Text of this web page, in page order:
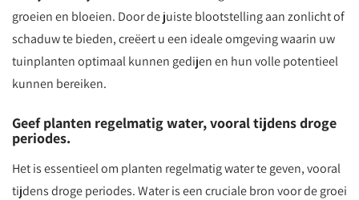
groeien en bloeien. Door de juiste blootstelling aan zonlicht of
schaduw te bieden, creëert u een ideale omgeving waarin uw
tuinplanten optimaal kunnen gedijen en hun volle potentieel
kunnen bereiken.
Geef planten regelmatig water, vooral tijdens droge
periodes.
Het is essentieel om planten regelmatig water te geven, vooral
tijdens droge periodes. Water is een cruciale bron voor de groei